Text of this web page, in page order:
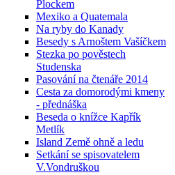
Plockem
Mexiko a Quatemala
Na ryby do Kanady
Besedy s Arnoštem Vašíčkem
Stezka po pověstech
Studenska
Pasování na čtenáře 2014
Cesta za domorodými kmeny
- přednáška
Beseda o knížce Kapřík
Metlík
Island Země ohně a ledu
Setkání se spisovatelem
V.Vondruškou